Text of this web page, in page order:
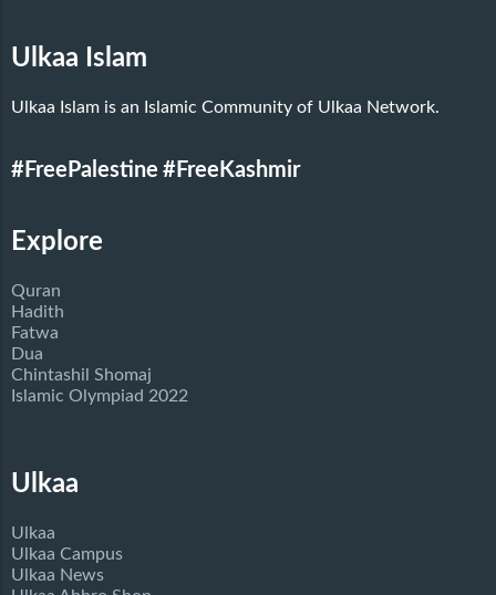
Ulkaa Islam
Ulkaa Islam is an Islamic Community of Ulkaa Network.
#FreePalestine #FreeKashmir
Explore
Quran
Hadith
Fatwa
Dua
Chintashil Shomaj
Islamic Olympiad 2022
Ulkaa
Ulkaa
Ulkaa Campus
Ulkaa News